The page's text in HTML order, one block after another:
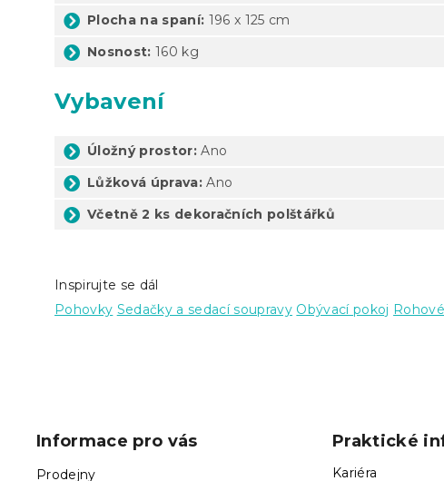
Plocha na spaní: 196 x 125 cm
Nosnost: 160 kg
Vybavení
Úložný prostor: Ano
Lůžková úprava: Ano
Včetně 2 ks dekoračních polštářků
Inspirujte se dál
Pohovky Sedačky a sedací soupravy Obývací pokoj
Informace pro vás
Prodejny
Praktické
Kariéra